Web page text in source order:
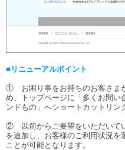
■リニューアルポイント
① お困り事をお持ちのお客さま
め、トップページに「多くお問い
ンドもの」へショートカットリン
② 以前からご要望をいただいて
を追加し、お客様のご利用状況を
ことが可能となります。